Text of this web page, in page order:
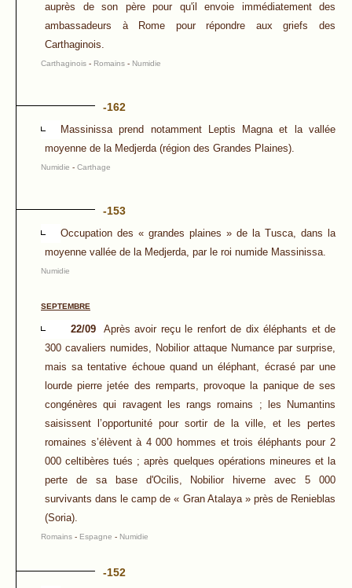
auprès de son père pour qu'il envoie immédiatement des
ambassadeurs à Rome pour répondre aux griefs des
Carthaginois.
Carthaginois - Romains - Numidie
-162
Massinissa prend notamment Leptis Magna et la vallée
moyenne de la Medjerda (région des Grandes Plaines).
Numidie - Carthage
-153
Occupation des « grandes plaines » de la Tusca, dans la
moyenne vallée de la Medjerda, par le roi numide Massinissa.
Numidie
SEPTEMBRE
22/09
Après avoir reçu le renfort de dix éléphants et de
300 cavaliers numides, Nobilior attaque Numance par surprise,
mais sa tentative échoue quand un éléphant, écrasé par une
lourde pierre jetée des remparts, provoque la panique de ses
congénères qui ravagent les rangs romains ; les Numantins
saisissent l’opportunité pour sortir de la ville, et les pertes
romaines s’élèvent à 4 000 hommes et trois éléphants pour 2
000 celtibères tués ; après quelques opérations mineures et la
perte de sa base d'Ocilis, Nobilior hiverne avec 5 000
survivants dans le camp de « Gran Atalaya » près de Renieblas
(Soria).
Romains - Espagne - Numidie
-152